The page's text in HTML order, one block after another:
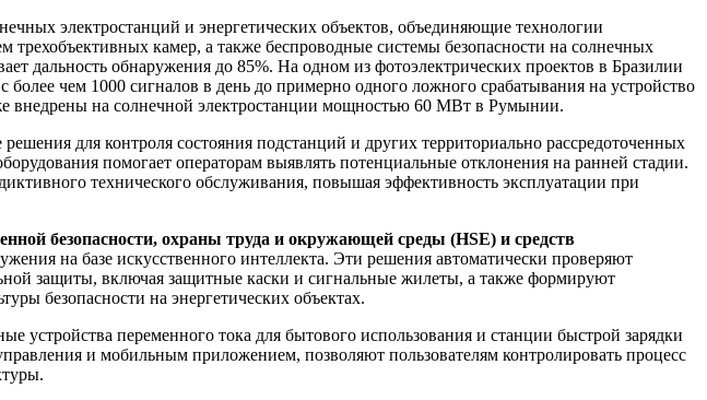
электростанций и энергетических объектов, объединяющие технологии
камер, а также беспроводные системы безопасности на солнечных
дальность обнаружения до 85%. На одном из фотоэлектрических проектов в Бразилии
чем 1000 сигналов в день до примерно одного ложного срабатывания на устройство
внедрены на солнечной электростанции мощностью 60 МВт в Румынии.
для контроля состояния подстанций и других территориально рассредоточенных
помогает операторам выявлять потенциальные отклонения на ранней стадии.
технического обслуживания, повышая эффективность эксплуатации при
безопасности, охраны труда и окружающей среды (HSE) и средств
на базе искусственного интеллекта. Эти решения автоматически проверяют
защиты, включая защитные каски и сигнальные жилеты, а также формируют
безопасности на энергетических объектах.
устройства переменного тока для бытового использования и станции быстрой зарядки
и мобильным приложением, позволяют пользователям контролировать процесс